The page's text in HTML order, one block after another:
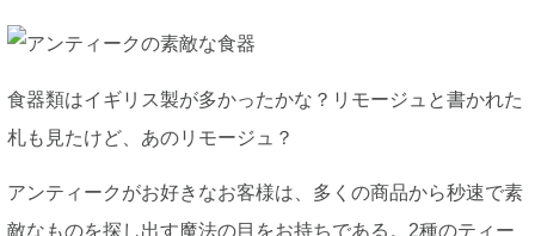
食器類はイギリス製が多かったかな？リモージュと書かれた
札も見たけど、あのリモージュ？
アンティークがお好きなお客様は、多くの商品から秒速で素
敵なものを探し出す魔法の目をお持ちである。2種のティー